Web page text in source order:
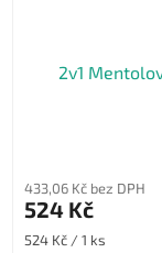
2v1
433,06 Kč bez DPH
524 Kč
Měrná
524 Kč / 1 ks